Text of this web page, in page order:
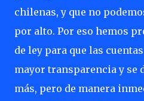
chilenas, y que no
por alto. Por eso hemos
de ley para que las
mayor transparencia y se
más, pero de manera